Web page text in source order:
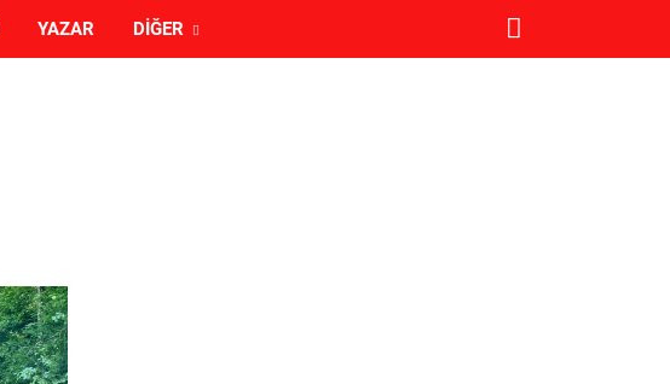
YAZAR DIĞER